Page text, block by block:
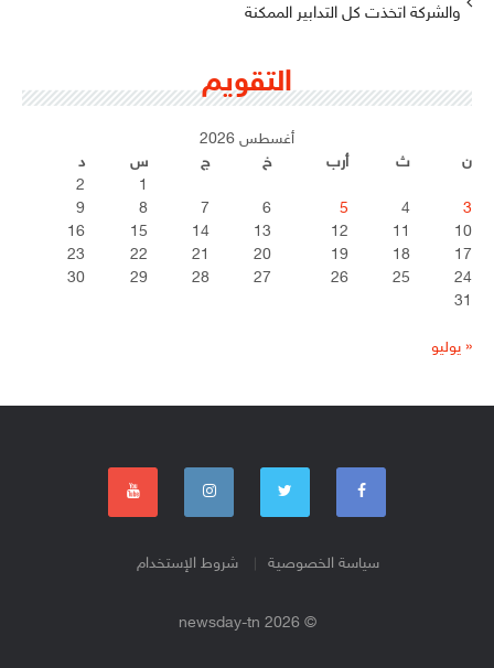
والشركة اتخذت كل التدابير الممكنة
التقويم
أغسطس 2026
ن
ث أرب خ ج س
د
1
2
3
4
5
6
7
8
9
10
11
12
13
14
15
16
17
18
19
20
21
22
23
24
25
26
27
28
29
30
31
« يوليو
سياسة الخصوصية شروط الإستخدام
© 2026 newsday-tn